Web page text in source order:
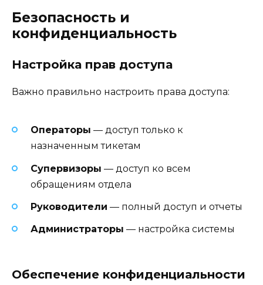
Безопасность и
конфиденциальность
Настройка прав доступа
Важно правильно настроить права доступа:
Операторы — доступ только к
назначенным тикетам
Супервизоры — доступ ко всем
обращениям отдела
Руководители — полный доступ и отчеты
Администраторы — настройка системы
Обеспечение конфиденциальности